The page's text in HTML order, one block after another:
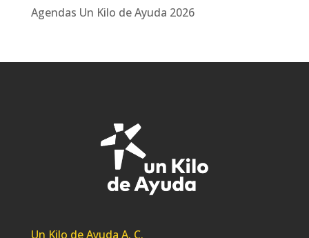
Agendas Un Kilo de Ayuda 2026
Un Kilo de Ayuda A. C.